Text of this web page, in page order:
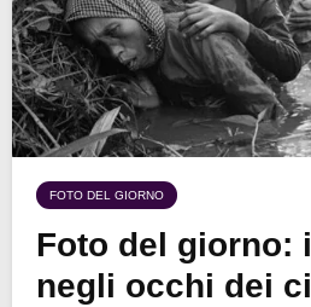
FOTO DEL GIORNO
Foto del giorno:
negli occhi dei